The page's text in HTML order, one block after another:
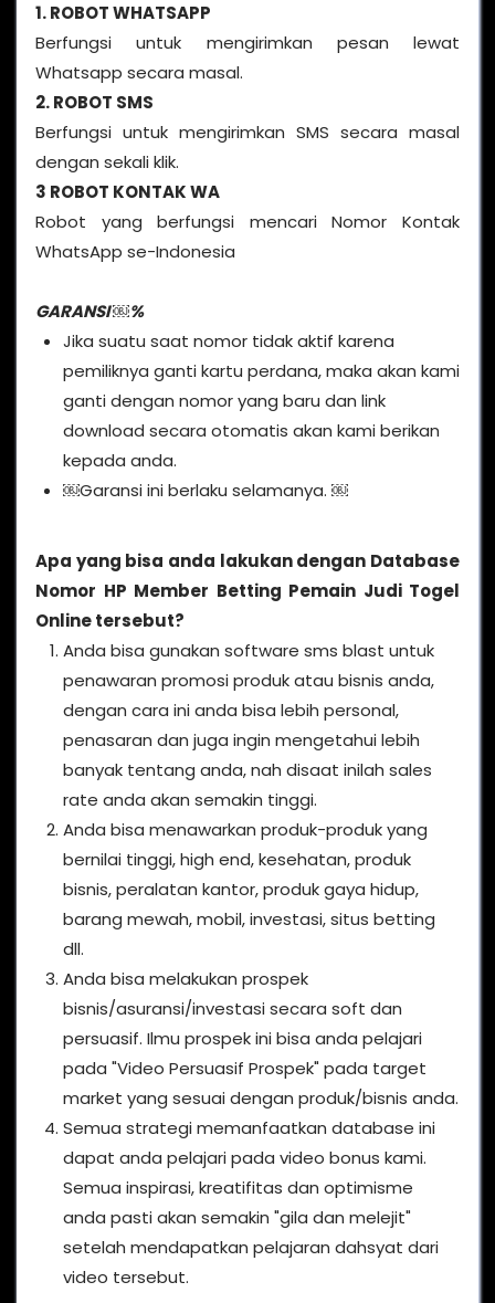
1. ROBOT WHATSAPP
Berfungsi untuk mengirimkan pesan lewat
Whatsapp secara masal.
2. ROBOT SMS
Berfungsi untuk mengirimkan SMS secara masal
dengan sekali klik.
3 ROBOT KONTAK WA
Robot yang berfungsi mencari Nomor Kontak
WhatsApp se-Indonesia
GARANSI ￼%
Jika suatu saat nomor tidak aktif karena
pemiliknya ganti kartu perdana, maka akan kami
ganti dengan nomor yang baru dan link
download secara otomatis akan kami berikan
kepada anda.
￼Garansi ini berlaku selamanya. ￼
Apa yang bisa anda lakukan dengan Database
Nomor HP Member Betting Pemain Judi Togel
Online tersebut?
Anda bisa gunakan software sms blast untuk
penawaran promosi produk atau bisnis anda,
dengan cara ini anda bisa lebih personal,
penasaran dan juga ingin mengetahui lebih
banyak tentang anda, nah disaat inilah sales
rate anda akan semakin tinggi.
Anda bisa menawarkan produk-produk yang
bernilai tinggi, high end, kesehatan, produk
bisnis, peralatan kantor, produk gaya hidup,
barang mewah, mobil, investasi, situs betting
dll.
Anda bisa melakukan prospek
bisnis/asuransi/investasi secara soft dan
persuasif. Ilmu prospek ini bisa anda pelajari
pada "Video Persuasif Prospek" pada target
market yang sesuai dengan produk/bisnis anda.
Semua strategi memanfaatkan database ini
dapat anda pelajari pada video bonus kami.
Semua inspirasi, kreatifitas dan optimisme
anda pasti akan semakin "gila dan melejit"
setelah mendapatkan pelajaran dahsyat dari
video tersebut.